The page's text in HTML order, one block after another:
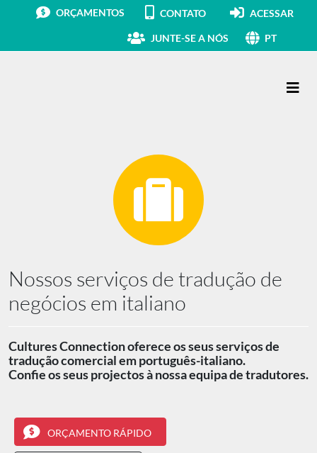
ORÇAMENTOS CONTATO ACESSAR
JUNTE-SE A NÓS PT
Nossos serviços de tradução de
negócios em italiano
Cultures Connection oferece os seus serviços de
tradução comercial em português-italiano.
Confie os seus projectos à nossa equipa de tradutores.
ORÇAMENTO RÁPIDO